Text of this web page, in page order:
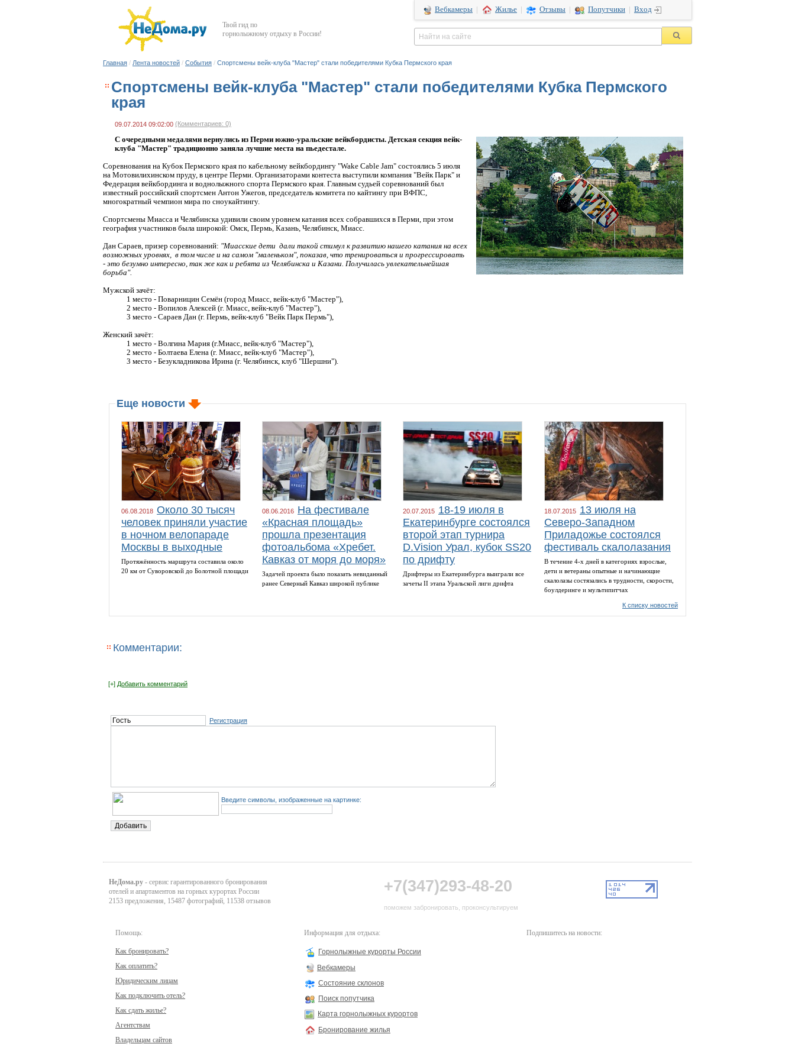
Твой гид по
горнолыжному отдыху в России!
Вебкамеры Жилье Отзывы Попутчики Вход
Главная / Лента новостей / События / Спортсмены вейк-клуба "Мастер" стали победителями Кубка Пермского края
Спортсмены вейк-клуба "Мастер" стали победителями Кубка Пермского
края
09.07.2014 09:02:00 (Комментариев: 0)
С очередными медалями вернулись из Перми южно-уральские вейкбордисты. Детская секция вейк-
клуба "Мастер" традиционно заняла лучшие места на пьедестале.
Соревнования на Кубок Пермского края по кабельному вейкбордингу "Wake Cable Jam" состоялись 5 июля
на Мотовилихинском пруду, в центре Перми. Организаторами контеста выступили компания "Вейк Парк" и
Федерация вейкбординга и воднолыжного спорта Пермского края. Главным судьей соревнований был
известный российский спортсмен Антон Ужегов, председатель комитета по кайтингу при ВФПС,
многократный чемпион мира по сноукайтингу.
Спортсмены Миасса и Челябинска удивили своим уровнем катания всех собравшихся в Перми, при этом
география участников была широкой: Омск, Пермь, Казань, Челябинск, Миасс.
Дан Сараев, призер соревнований: "Миасские дети дали такой стимул к развитию нашего катания на всех
возможных уровнях, в том числе и на самом "маленьком", показав, что тренироваться и прогрессировать
- это безумно интересно, так же как и ребята из Челябинска и Казани. Получилась увлекательнейшая
борьба".
Мужской зачёт:
1 место - Поварницин Семён (город Миасс, вейк-клуб "Мастер"),
2 место - Вопилов Алексей (г. Миасс, вейк-клуб "Мастер"),
3 место - Сараев Дан (г. Пермь, вейк-клуб "Вейк Парк Пермь"),
Женский зачёт:
1 место - Волгина Мария (г.Миасс, вейк-клуб "Мастер"),
2 место - Болтаева Елена (г. Миасс, вейк-клуб "Мастер"),
3 место - Безукладникова Ирина (г. Челябинск, клуб "Шершни").
Еще новости
06.08.2018 Около 30 тысяч
человек приняли участие
в ночном велопараде
Москвы в выходные
Протяжённость маршрута составила около
20 км от Суворовской до Болотной площади
08.06.2016 На фестивале
«Красная площадь»
прошла презентация
фотоальбома «Хребет.
Кавказ от моря до моря»
Задачей проекта было показать невиданный
ранее Северный Кавказ широкой публике
20.07.2015 18-19 июля в
Екатеринбурге состоялся
второй этап турнира
D.Vision Урал, кубок SS20
по дрифту
Дрифтеры из Екатеринбурга выиграли все
зачеты II этапа Уральской лиги дрифта
18.07.2015 13 июля на
Северо-Западном
Приладожье состоялся
фестиваль скалолазания
В течение 4-х дней в категориях взрослые,
дети и ветераны опытные и начинающие
скалолазы состязались в трудности, скорости,
боулдеринге и мультипитчах
К списку новостей
Комментарии:
[+] Добавить комментарий
Регистрация
Введите символы, изображенные на картинке:
НеДома.ру - сервис гарантированного бронирования
отелей и апартаментов на горных курортах России
2153 предложения, 15487 фотографий, 11538 отзывов
+7(347)293-48-20
поможем забронировать, проконсультируем
Помощь:
Как бронировать?
Как оплатить?
Юридическим лицам
Как подключить отель?
Как сдать жилье?
Агентствам
Владельцам сайтов
Информация для отдыха:
Горнолыжные курорты России
Вебкамеры
Состояние склонов
Поиск попутчика
Карта горнолыжных курортов
Бронирование жилья
Подпишитесь на новости: